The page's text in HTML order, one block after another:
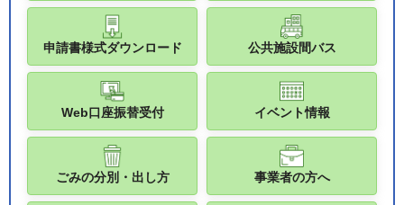
申請書様式ダウンロード 公共施設間バス
Web口座振替受付 イベント情報
ごみの分別・出し方 事業者の方へ